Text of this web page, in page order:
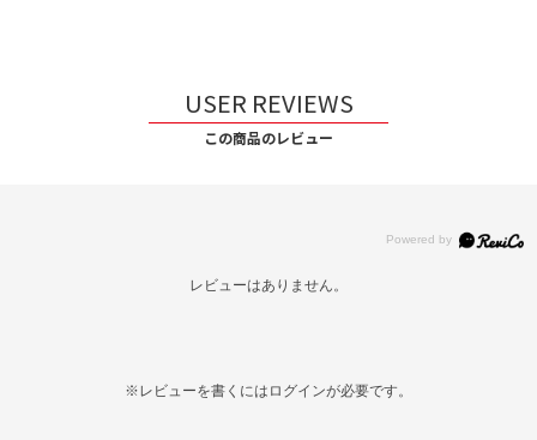
USER REVIEWS
この商品のレビュー
レビューはありません。
※レビューを書くには ログインが必要です。